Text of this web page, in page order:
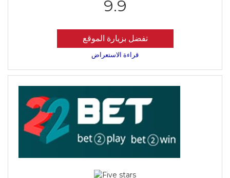
9.9
تفضل بزيارة الموقع
قراءة الاستعراض